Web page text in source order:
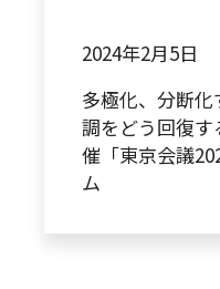
2024年2月5日
多極化、分断
調をどう回復す
催「東京会議
ム